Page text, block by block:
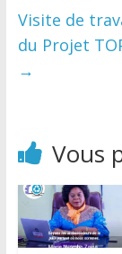
Visite de
du Projet
→
Vous